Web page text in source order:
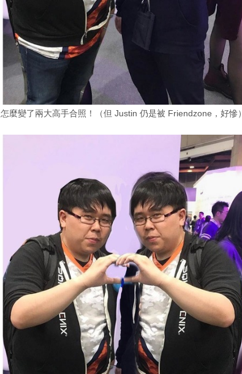
怎麼變了兩大高手合照！（但 Justin 仍是被 Friendzone，好慘）